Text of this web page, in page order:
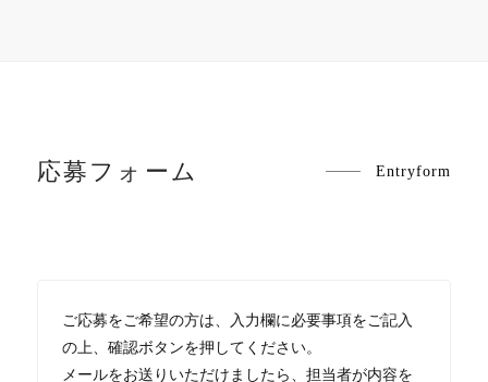
応募フォーム Entryform
ご応募をご希望の方は、入力欄に必要事項をご記入
の上、確認ボタンを押してください。
メールをお送りいただけましたら、担当者が内容を